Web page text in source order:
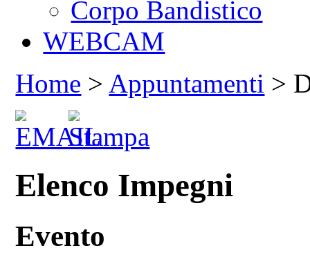
Corpo Bandistico
WEBCAM
Home > Appuntamenti >
Elenco Impegni
Evento